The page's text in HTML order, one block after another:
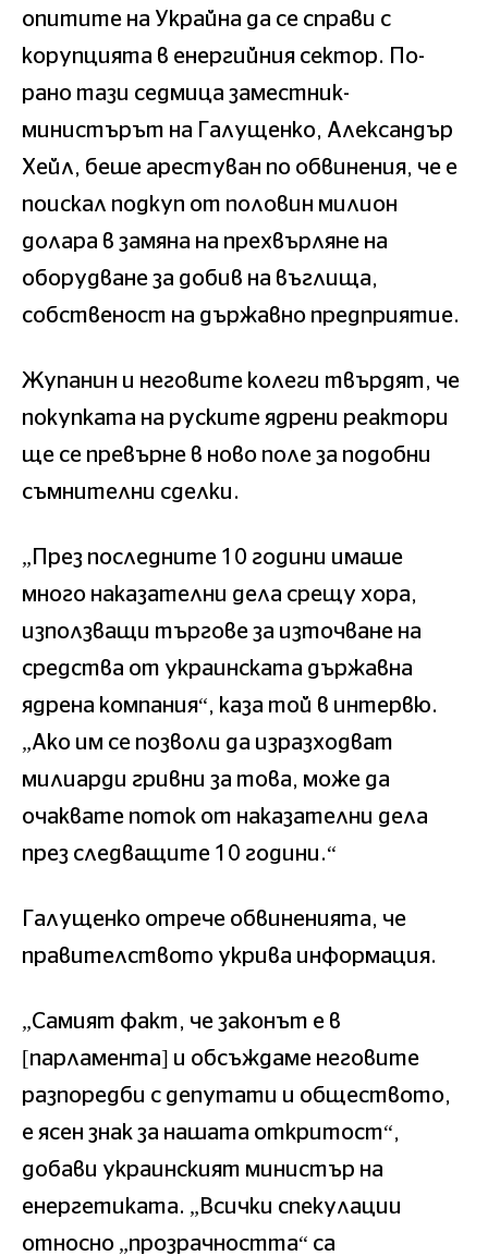
опитите на Украйна да се справи с
корупцията в енергийния сектор. По-
рано тази седмица заместник-
министърът на Галущенко, Александър
Хейл, беше арестуван по обвинения, че е
поискал подкуп от половин милион
долара в замяна на прехвърляне на
оборудване за добив на въглища,
собственост на държавно предприятие.
Жупанин и неговите колеги твърдят, че
покупката на руските ядрени реактори
ще се превърне в ново поле за подобни
съмнителни сделки.
„През последните 10 години имаше
много наказателни дела срещу хора,
използващи търгове за източване на
средства от украинската държавна
ядрена компания“, каза той в интервю.
„Ако им се позволи да изразходват
милиарди гривни за това, може да
очаквате поток от наказателни дела
през следващите 10 години.“
Галущенко отрече обвиненията, че
правителството укрива информация.
„Самият факт, че законът е в
[парламента] и обсъждаме неговите
разпоредби с депутати и обществото,
е ясен знак за нашата откритост“,
добави украинският министър на
енергетиката. „Всички спекулации
относно „прозрачността“ са